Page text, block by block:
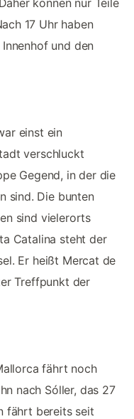
17 Uhr haben
und den
einst ein
verschluckt
Gegend, in der die
sind. Die bunten
sind vielerorts
Catalina steht der
Er heißt Mercat de
Treffpunkt der
fährt noch
nach Sóller, das 27
fährt bereits seit